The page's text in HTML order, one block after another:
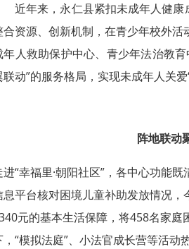
近年来，永仁县紧扣未成年人健康
合资源、创新机制，在青少年校外活
年人救助保护中心、青少年法治教
联动”的服务格局，实现未成年人关爱
阵地联动
进“幸福里·朝阳社区”，各中心功能
息平台核对困境儿童补助发放情况
元的基本生活保障，将458名家
，“模拟法庭”、小法官成长营等活